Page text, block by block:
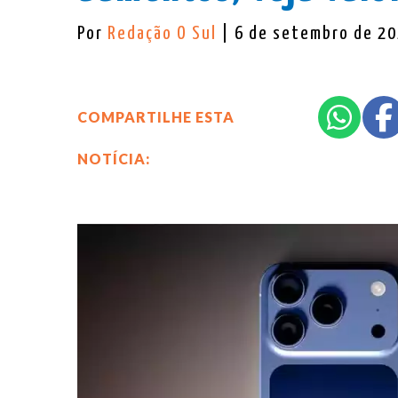
Por Redação O Sul | 6 de setembro de
COMPARTILHE ESTA
NOTÍCIA: